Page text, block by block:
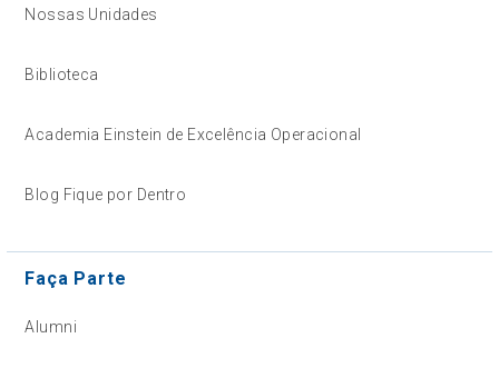
Nossas Unidades
Biblioteca
Academia Einstein de Excelência Operacional
Blog Fique por Dentro
Faça Parte
Alumni